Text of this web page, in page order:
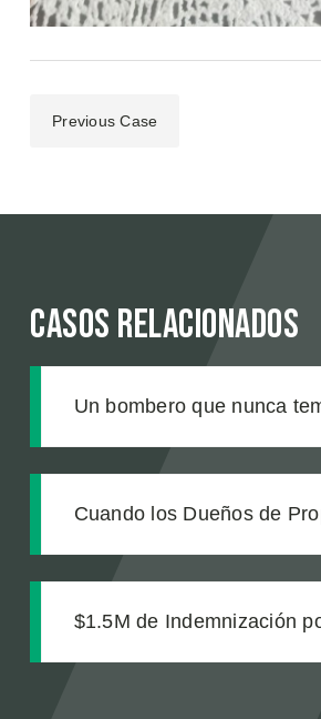
Previous Case
Casos relacionados
Un bombero que nunca
Cuando los Dueños de
$1.5M de Indemnización